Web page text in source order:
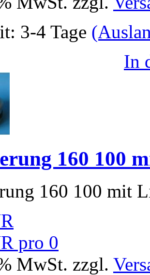
3-4 Tage
In
160 100
160 100 mit
pro 0
MwSt. zzgl.